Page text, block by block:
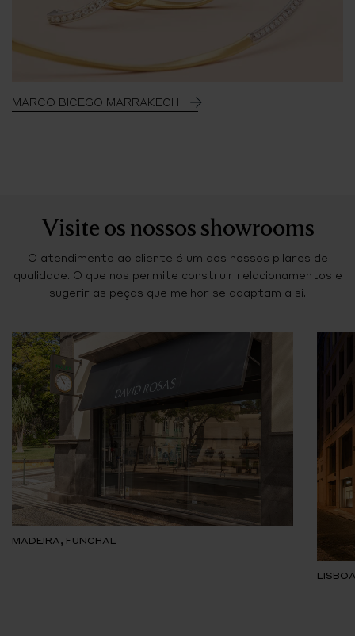
MARCO BICEGO MARRAKECH
Visite os nossos showrooms
O atendimento ao cliente é um dos nossos pilares de
qualidade. O que nos permite construir relacionamentos e
sugerir as peças que melhor se adaptam a si.
MADEIRA, FUNCHAL